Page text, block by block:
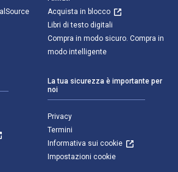
Acquista in blocco
Libri di testo digitali
Compra in modo sicuro. Compra in
modo intelligente
La tua sicurezza è importante per
noi
Privacy
Termini
Informativa sui cookie
Impostazioni cookie